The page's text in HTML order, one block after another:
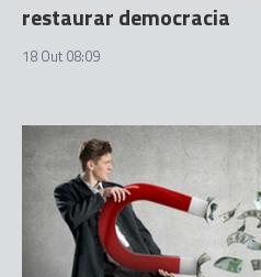
restaurar democracia
18 Out 08:09